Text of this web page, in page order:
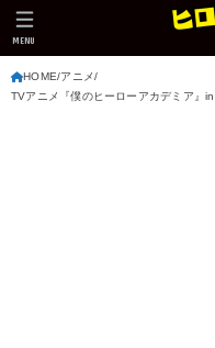
MENU
HOME アニメ
TVアニメ『僕のヒーローアカデミア』